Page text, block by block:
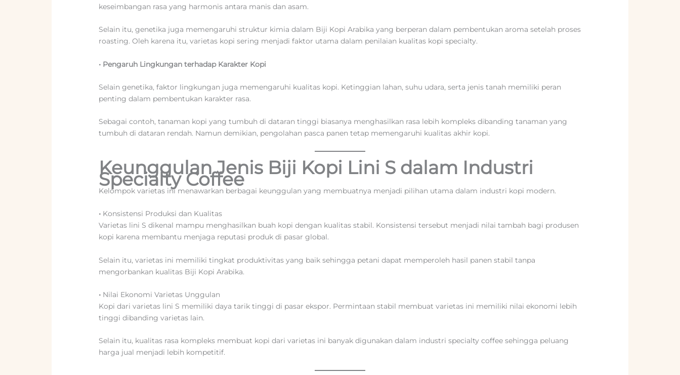
keseimbangan rasa yang harmonis antara manis dan asam.
Selain itu, genetika juga memengaruhi struktur kimia dalam Biji Kopi Arabika yang berperan dalam pembentukan aroma setelah proses
roasting. Oleh karena itu, varietas kopi sering menjadi faktor utama dalam penilaian kualitas kopi specialty.
• Pengaruh Lingkungan terhadap Karakter Kopi
Selain genetika, faktor lingkungan juga memengaruhi kualitas kopi. Ketinggian lahan, suhu udara, serta jenis tanah memiliki peran
penting dalam pembentukan karakter rasa.
Sebagai contoh, tanaman kopi yang tumbuh di dataran tinggi biasanya menghasilkan rasa lebih kompleks dibanding tanaman yang
tumbuh di dataran rendah. Namun demikian, pengolahan pasca panen tetap memengaruhi kualitas akhir kopi.
Keunggulan Jenis Biji Kopi Lini S dalam Industri
Specialty Coffee
Kelompok varietas ini menawarkan berbagai keunggulan yang membuatnya menjadi pilihan utama dalam industri kopi modern.
• Konsistensi Produksi dan Kualitas
Varietas lini S dikenal mampu menghasilkan buah kopi dengan kualitas stabil. Konsistensi tersebut menjadi nilai tambah bagi produsen
kopi karena membantu menjaga reputasi produk di pasar global.
Selain itu, varietas ini memiliki tingkat produktivitas yang baik sehingga petani dapat memperoleh hasil panen stabil tanpa
mengorbankan kualitas Biji Kopi Arabika.
• Nilai Ekonomi Varietas Unggulan
Kopi dari varietas lini S memiliki daya tarik tinggi di pasar ekspor. Permintaan stabil membuat varietas ini memiliki nilai ekonomi lebih
tinggi dibanding varietas lain.
Selain itu, kualitas rasa kompleks membuat kopi dari varietas ini banyak digunakan dalam industri specialty coffee sehingga peluang
harga jual menjadi lebih kompetitif.